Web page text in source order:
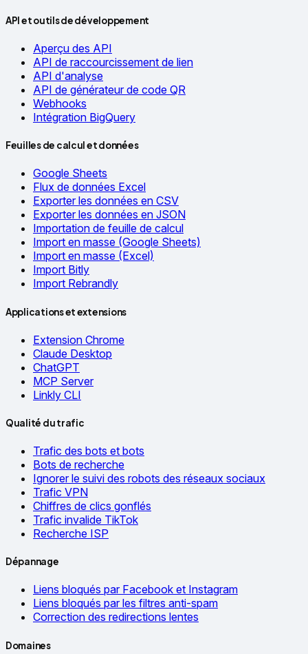
API et outils de développement
Aperçu des API
API de raccourcissement de lien
API d'analyse
API de générateur de code QR
Webhooks
Intégration BigQuery
Feuilles de calcul et données
Google Sheets
Flux de données Excel
Exporter les données en CSV
Exporter les données en JSON
Importation de feuille de calcul
Import en masse (Google Sheets)
Import en masse (Excel)
Import Bitly
Import Rebrandly
Applications et extensions
Extension Chrome
Claude Desktop
ChatGPT
MCP Server
Linkly CLI
Qualité du trafic
Trafic des bots et bots
Bots de recherche
Ignorer le suivi des robots des réseaux sociaux
Trafic VPN
Chiffres de clics gonflés
Trafic invalide TikTok
Recherche ISP
Dépannage
Liens bloqués par Facebook et Instagram
Liens bloqués par les filtres anti-spam
Correction des redirections lentes
Domaines